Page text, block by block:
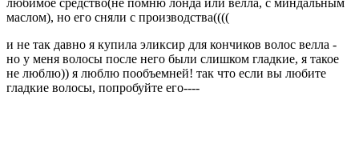
маслом), но его сняли с производства((((
и не так давно я купила эликсир для кончиков волос велла -
но у меня волосы после него были слишком гладкие, я такое
не люблю)) я люблю пообъемней! так что если вы любите
гладкие волосы, попробуйте его----